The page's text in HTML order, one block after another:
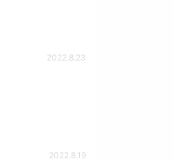
2022.8.23
2022.8.19